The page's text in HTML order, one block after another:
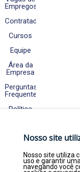
Empregos
Contratados
Cursos
Equipe
Área da
Empresa
Perguntas
Frequentes
Política
Privacidade
Fale
Conosco
Nosso site
Nosso site utiliza
uso e garantir
navegando você